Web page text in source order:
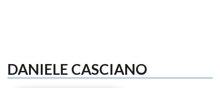
DANIELE CASCIANO